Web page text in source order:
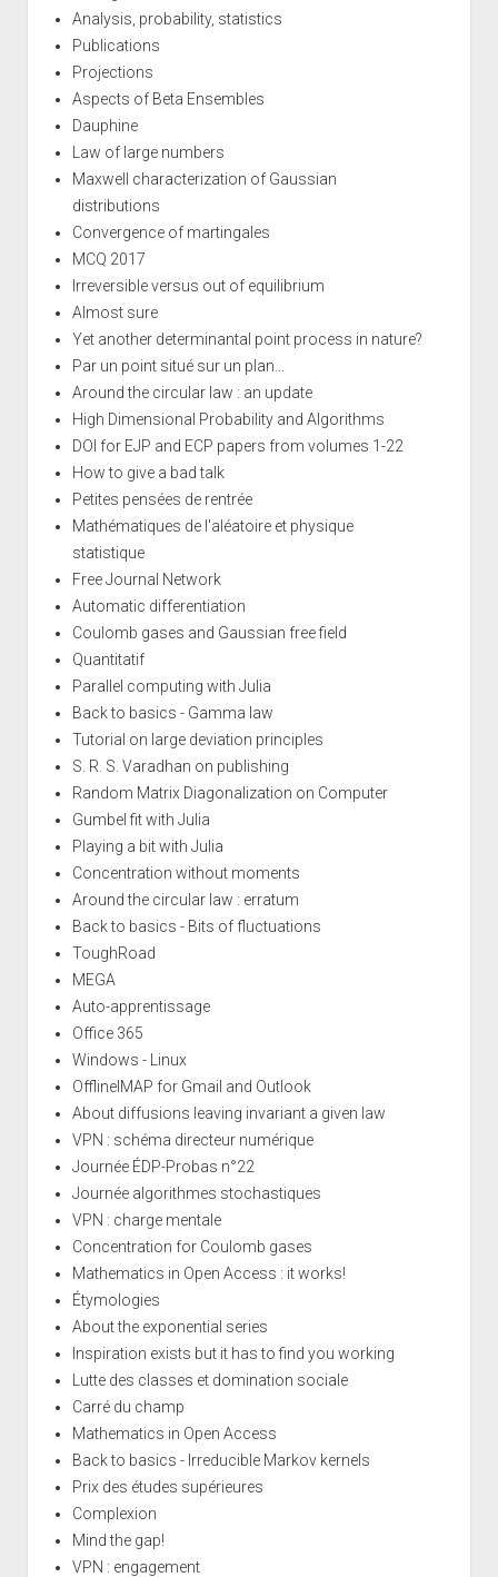
Analysis, probability, statistics
Publications
Projections
Aspects of Beta Ensembles
Dauphine
Law of large numbers
Maxwell characterization of Gaussian
distributions
Convergence of martingales
MCQ 2017
Irreversible versus out of equilibrium
Almost sure
Yet another determinantal point process in nature?
Par un point situé sur un plan...
Around the circular law : an update
High Dimensional Probability and Algorithms
DOI for EJP and ECP papers from volumes 1-22
How to give a bad talk
Petites pensées de rentrée
Mathématiques de l'aléatoire et physique
statistique
Free Journal Network
Automatic differentiation
Coulomb gases and Gaussian free field
Quantitatif
Parallel computing with Julia
Back to basics - Gamma law
Tutorial on large deviation principles
S. R. S. Varadhan on publishing
Random Matrix Diagonalization on Computer
Gumbel fit with Julia
Playing a bit with Julia
Concentration without moments
Around the circular law : erratum
Back to basics - Bits of fluctuations
ToughRoad
MEGA
Auto-apprentissage
Office 365
Windows - Linux
OfflineIMAP for Gmail and Outlook
About diffusions leaving invariant a given law
VPN : schéma directeur numérique
Journée ÉDP-Probas n°22
Journée algorithmes stochastiques
VPN : charge mentale
Concentration for Coulomb gases
Mathematics in Open Access : it works!
Étymologies
About the exponential series
Inspiration exists but it has to find you working
Lutte des classes et domination sociale
Carré du champ
Mathematics in Open Access
Back to basics - Irreducible Markov kernels
Prix des études supérieures
Complexion
Mind the gap!
VPN : engagement